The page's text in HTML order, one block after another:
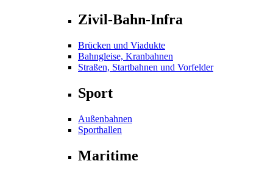
Zivil-Bahn-Infra
Brücken und Viadukte
Bahngleise, Kranbahnen
Straßen, Startbahnen und Vorfelder
Sport
Außenbahnen
Sporthallen
Maritime